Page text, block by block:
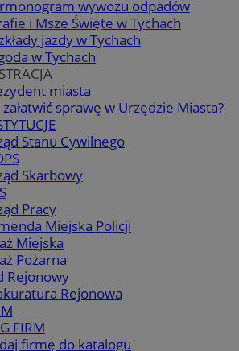
wywozu odpadów
i Msze Święte w Tychach
jazdy w Tychach
w Tychach
miasta
załatwić sprawę w Urzędzie Miasta?
Stanu Cywilnego
Skarbowy
Pracy
Miejska Policji
Miejska
Pożarna
Rejonowy
Rejonowa
FIRM
firmę do katalogu